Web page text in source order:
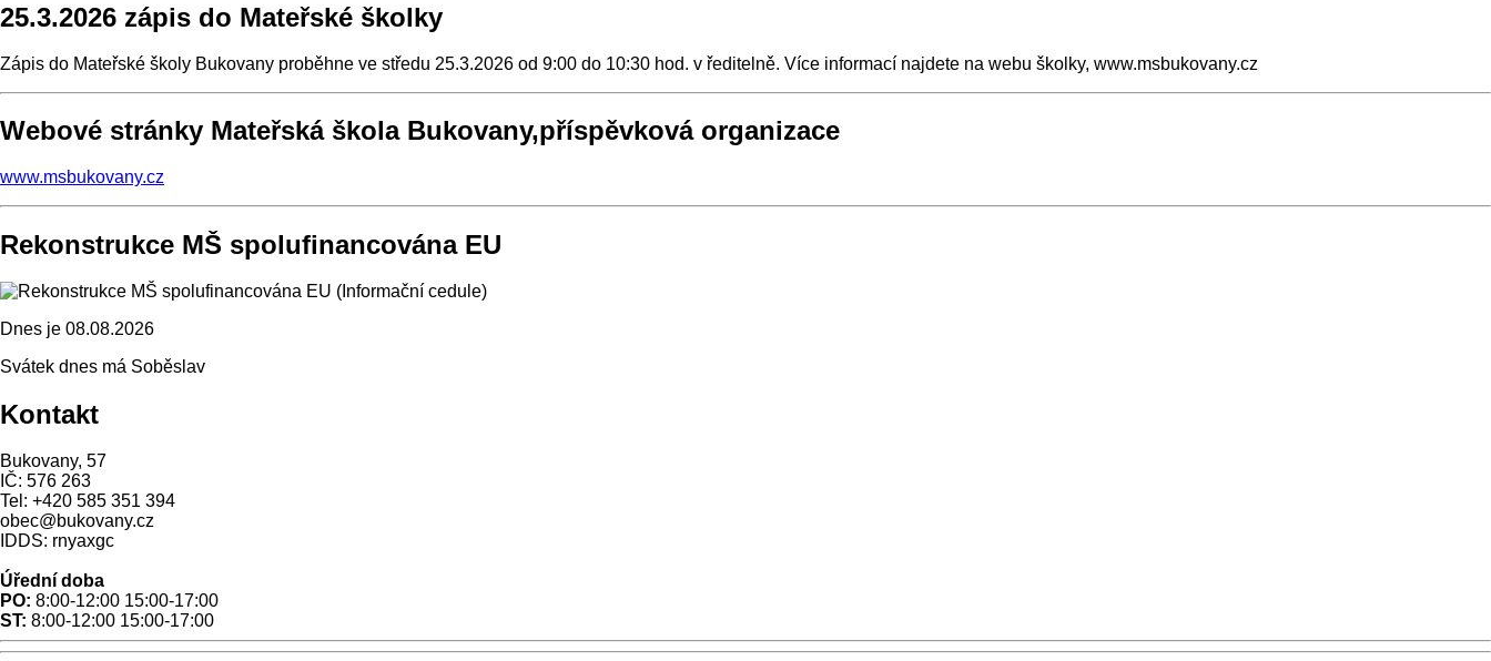
25.3.2026 zápis do Mateřské školky
Zápis do Mateřské školy Bukovany proběhne ve středu 25.3.2026 od 9:00 do 10:30 hod. v ředitelně. Více informací najdete na webu školky, www.msbukovany.cz
Webové stránky Mateřská škola Bukovany,příspěvková organizace
www.msbukovany.cz
Rekonstrukce MŠ spolufinancována EU
Dnes je 08.08.2026
Svátek dnes má Soběslav
Kontakt
Bukovany, 57
IČ: 576 263
Tel: +420 585 351 394
obec@bukovany.cz
IDDS: rnyaxgc
Úřední doba
PO: 8:00-12:00 15:00-17:00
ST: 8:00-12:00 15:00-17:00